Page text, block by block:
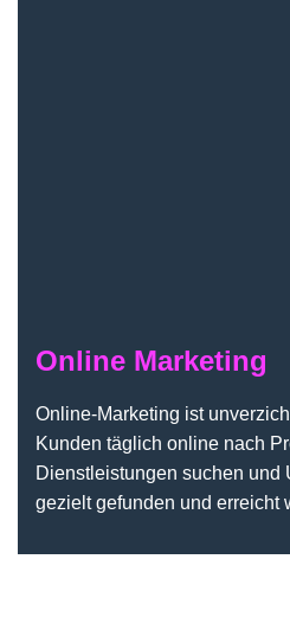
Online Marketing
Online-Marketing ist
Kunden täglich online nach
Dienstleistungen suchen und
gezielt gefunden und erreicht